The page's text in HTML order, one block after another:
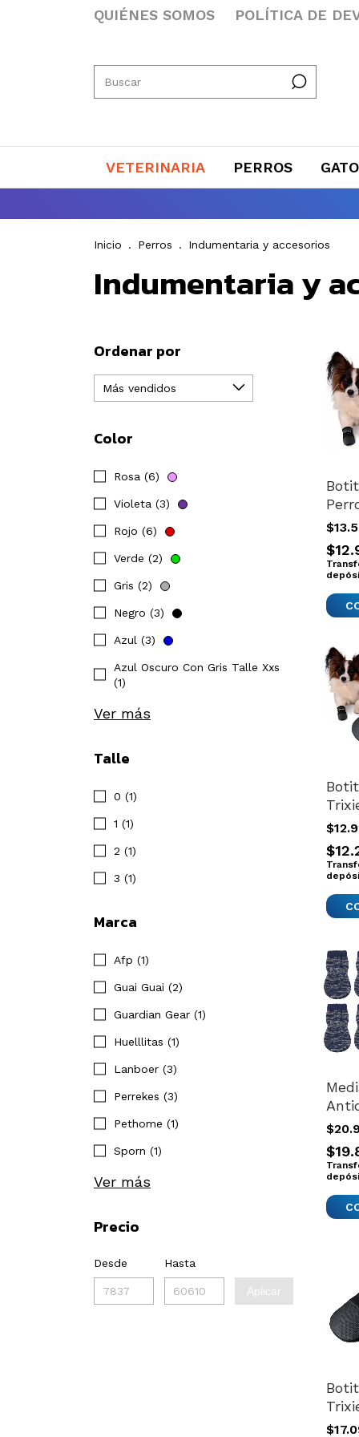
QUIÉNES SOMOS POLÍTICA DE
VETERINARIA PERROS
Inicio . Perros . Indumentaria y accesorios
Indumentaria y
Ordenar por
Color
Rosa (6)
Violeta (3)
Rojo (6)
Verde (2)
Gris (2)
Negro (3)
Azul (3)
Azul Oscuro Con Gris Talle Xxs
(1)
Ver más
Talle
0 (1)
1 (1)
2 (1)
3 (1)
Marca
Afp (1)
Guai Guai (2)
Guardian Gear (1)
Huelllitas (1)
Lanboer (3)
Perrekes (3)
Pethome (1)
Sporn (1)
Ver más
Precio
Desde Hasta
Aplicar
Talle